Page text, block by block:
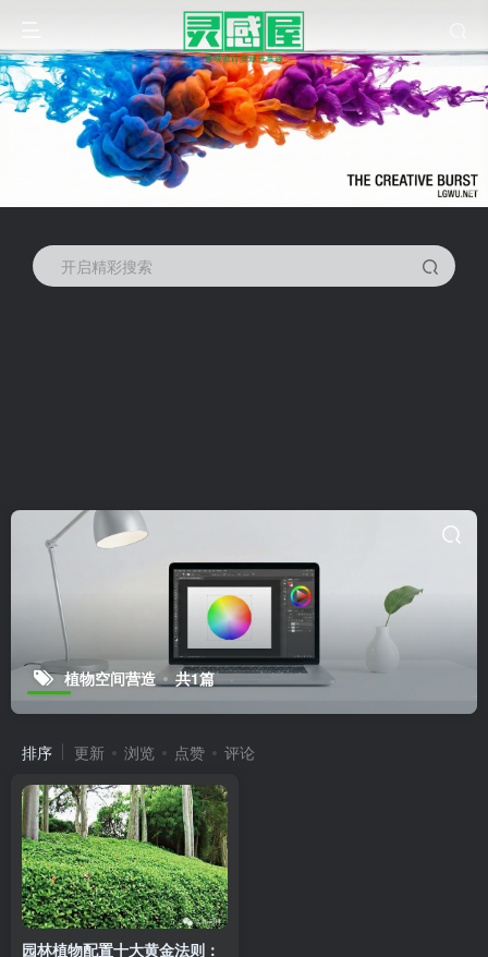
开启精彩搜索
植物空间营造 共1篇
排序 更新 浏览 点赞 评论
园林植物配置十大黄金法则：